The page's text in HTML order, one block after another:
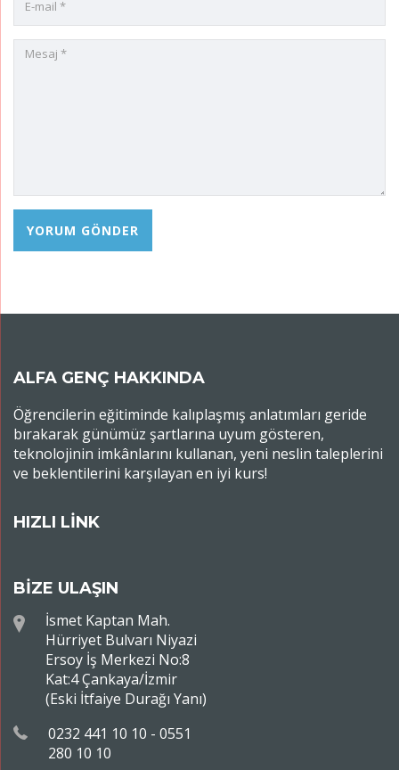
ALFA GENÇ HAKKINDA
Öğrencilerin eğitiminde kalıplaşmış anlatımları geride
bırakarak günümüz şartlarına uyum gösteren,
teknolojinin imkânlarını kullanan, yeni neslin taleplerini
ve beklentilerini karşılayan en iyi kurs!
HIZLI LİNK
BİZE ULAŞIN
İsmet Kaptan Mah.
Hürriyet Bulvarı Niyazi
Ersoy İş Merkezi No:8
Kat:4 Çankaya/İzmir
(Eski İtfaiye Durağı Yanı)
0232 441 10 10 - 0551
280 10 10